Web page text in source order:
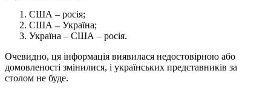
США – росія;
США – Україна;
Україна – США – росія.
Очевидно, ця інформація виявилася недостовірною або
домовленості змінилися, і українських представників за
столом не буде.